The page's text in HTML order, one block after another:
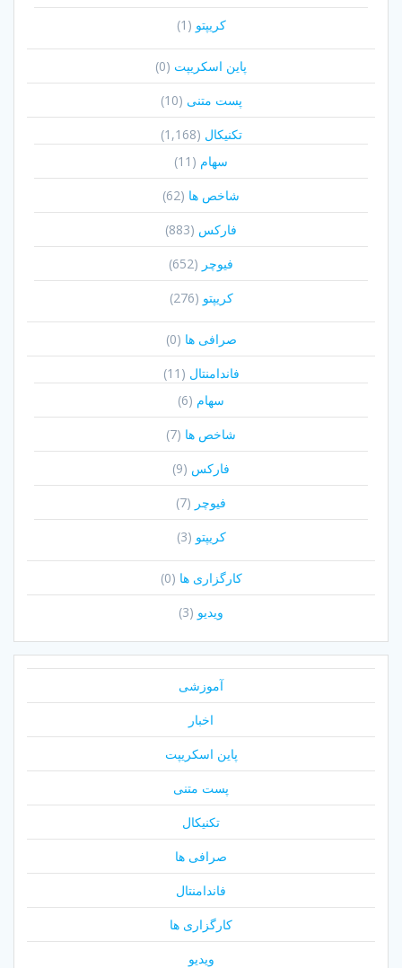
کریپتو (1)
پاین اسکریپت (0)
پست متنی (10)
تکنیکال (1,168)
سهام (11)
شاخص ها (62)
فارکس (883)
فیوچر (652)
کریپتو (276)
صرافی ها (0)
فاندامنتال (11)
سهام (6)
شاخص ها (7)
فارکس (9)
فیوچر (7)
کریپتو (3)
کارگزاری ها (0)
ویدیو (3)
آموزشی
اخبار
پاین اسکریپت
پست متنی
تکنیکال
صرافی ها
فاندامنتال
کارگزاری ها
ویدیو